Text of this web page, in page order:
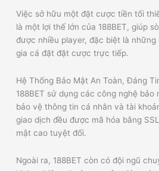
Việc sở hữu một đặt cược tiền tối
là một lợi thế lớn của 188BET, giúp
được nhiều player, đặc biệt là
gia cá đặt đặt cược trực tiếp.
Hệ Thống Bảo Mật An Toàn, Đáng
188BET sử dụng các công nghệ
bảo vệ thông tin cá nhân và tài
giao dịch đều được mã hóa bằng
mật cao tuyệt đối.
Ngoài ra, 188BET còn có đội ngũ